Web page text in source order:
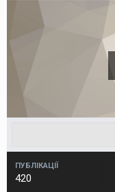
ПУБЛІКАЦІЇ
420